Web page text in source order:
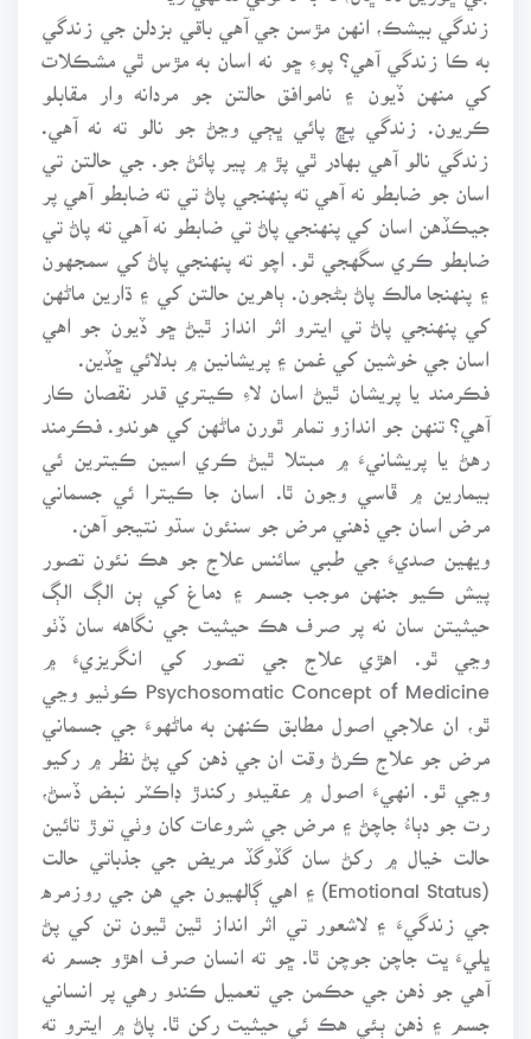
زندگي بيشڪ، انهن مڙسن جي آهي باقي بزدلن جي زندگي
به ڪا زندگي آهي؟ پوءِ ڇو نه اسان به مڙس ٿي مشڪلات
کي منهن ڏيون ۽ ناموافق حالتن جو مردانه وار مقابلو
ڪريون. زندگي پڇ پائي ڀڄي وڃڻ جو نالو ته نه آهي.
زندگي نالو آهي بهادر ٿي پڙ ۾ پير پائڻ جو. جي حالتن تي
اسان جو ضابطو نه آهي ته پنهنجي پاڻ تي ته ضابطو آهي پر
جيڪڏهن اسان کي پنهنجي پاڻ تي ضابطو نه آهي ته پاڻ تي
ضابطو ڪري سگهجي ٿو. اچو ته پنهنجي پاڻ کي سمجهون
۽ پنهنجا مالڪ پاڻ بڻجون. ٻاهرين حالتن کي ۽ ڌارين ماڻهن
کي پنهنجي پاڻ تي ايترو اثر انداز ٿيڻ ڇو ڏيون جو اهي
اسان جي خوشين کي غمن ۽ پريشانين ۾ بدلائي ڇڏين.
فڪرمند يا پريشان ٿيڻ اسان لاءِ ڪيتري قدر نقصان ڪار
آهي؟ تنهن جو اندازو تمام ٿورن ماڻهن کي هوندو. فڪرمند
رهڻ يا پريشانيءَ ۾ مبتلا ٿيڻ ڪري اسين ڪيترين ئي
بيمارين ۾ ڦاسي وڃون ٿا. اسان جا ڪيترا ئي جسماني
مرض اسان جي ذهني مرض جو سنئون سڌو نتيجو آهن.
ويهين صديءَ جي طبي سائنس علاج جو هڪ نئون تصور
پيش ڪيو جنهن موجب جسم ۽ دماغ کي ٻن الڳ الڳ
حيثيتن سان نه پر صرف هڪ حيثيت جي نگاهه سان ڏٺو
وڃي ٿو. اهڙي علاج جي تصور کي انگريزيءَ ۾
ٿو، ان علاجي اصول مطابق ڪنهن به ماڻهوءَ جي جسماني
مرض جو علاج ڪرڻ وقت ان جي ذهن کي پڻ نظر ۾ رکيو
وڃي ٿو. انهيءَ اصول ۾ عقيدو رکندڙ ڊاڪٽر نبض ڏسڻ،
رت جو دٻاءُ جاچڻ ۽ مرض جي شروعات کان وٺي توڙ تائين
حالت خيال ۾ رکڻ سان گڏوگڏ مريض جي جذباتي حالت
(Emotional Status) ۽ اهي ڳالهيون جي هن جي روزمره
جي زندگيءَ ۽ لاشعور تي اثر انداز ٿين ٿيون تن کي پڻ
ڀليءَ ڀت جاچن جوچن ٿا. ڇو ته انسان صرف اهڙو جسم نه
آهي جو ذهن جي حڪمن جي تعميل ڪندو رهي پر انساني
جسم ۽ ذهن ٻئي هڪ ئي حيثيت رکن ٿا. پاڻ ۾ ايترو ته